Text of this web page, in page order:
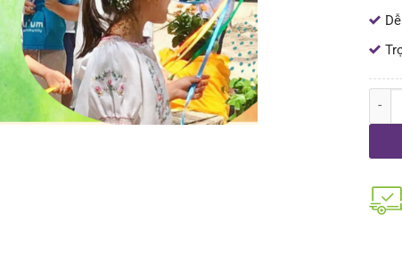
Sự